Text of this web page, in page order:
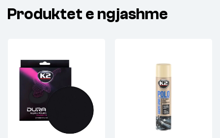
Produktet e ngjashme